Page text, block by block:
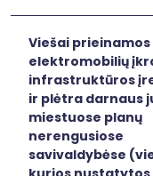
Viešai prieinamos
elektromobilių
infrastruktūros
ir plėtra darnaus
miestuose planų
nerengusiose
savivaldybėse